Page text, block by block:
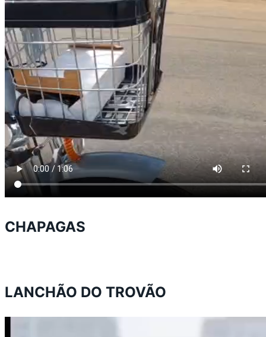
CHAPAGAS
LANCHÃO DO TROVÃO